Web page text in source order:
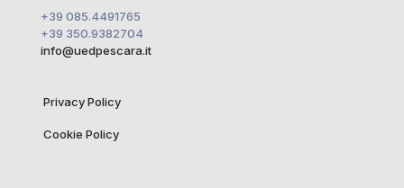
+39 085.4491765
+39 350.9382704
info@uedpescara.it
Privacy Policy
Cookie Policy